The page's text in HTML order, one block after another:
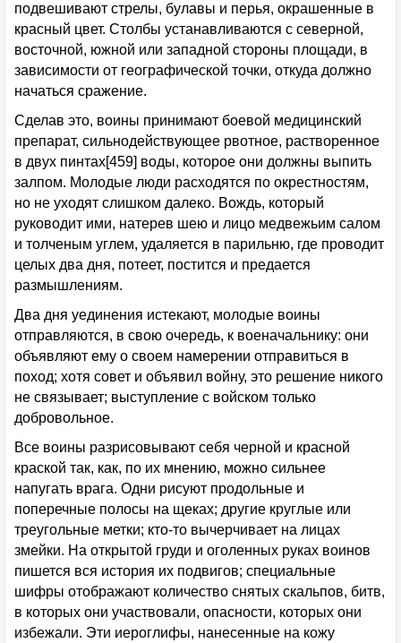
подвешивают стрелы, булавы и перья, окрашенные в
красный цвет. Столбы устанавливаются с северной,
восточной, южной или западной стороны площади, в
зависимости от географической точки, откуда должно
начаться сражение.
Сделав это, воины принимают боевой медицинский
препарат, сильнодействующее рвотное, растворенное
в двух пинтах[459] воды, которое они должны выпить
залпом. Молодые люди расходятся по окрестностям,
но не уходят слишком далеко. Вождь, который
руководит ими, натерев шею и лицо медвежьим салом
и толченым углем, удаляется в парильню, где проводит
целых два дня, потеет, постится и предается
размышлениям.
Два дня уединения истекают, молодые воины
отправляются, в свою очередь, к военачальнику: они
объявляют ему о своем намерении отправиться в
поход; хотя совет и объявил войну, это решение никого
не связывает; выступление с войском только
добровольное.
Все воины разрисовывают себя черной и красной
краской так, как, по их мнению, можно сильнее
напугать врага. Одни рисуют продольные и
поперечные полосы на щеках; другие круглые или
треугольные метки; кто-то вычерчивает на лицах
змейки. На открытой груди и оголенных руках воинов
пишется вся история их подвигов; специальные
шифры отображают количество снятых скальпов, битв,
в которых они участвовали, опасности, которых они
избежали. Эти иероглифы, нанесенные на кожу